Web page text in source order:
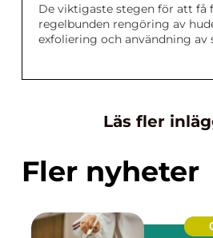
De viktigaste stegen för att få
regelbunden rengöring av
exfoliering och användning av
Läs fler
Fler nyheter